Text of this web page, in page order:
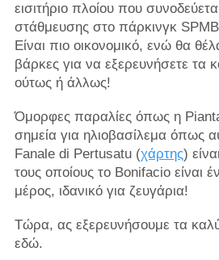
εισιτήριο πλοίου που
στάθμευσης στο πάρκινγκ SPMB
Είναι πιο οικονομικό, ενώ θα
βάρκες για να εξερευνήσετε τα
ούτως ή άλλως!
Όμορφες παραλίες όπως η
σημεία για ηλιοβασίλεμα όπως
Fanale di Pertusatu (χάρτης)
τους οποίους το Bonifacio είναι
μέρος, ιδανικό για ζευγάρια!
Τώρα, ας εξερευνήσουμε τα
εδώ.